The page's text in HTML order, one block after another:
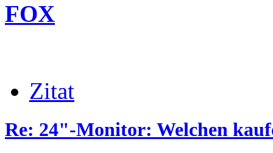
FOX
Zitat
Re: 24"-Monitor: Welchen